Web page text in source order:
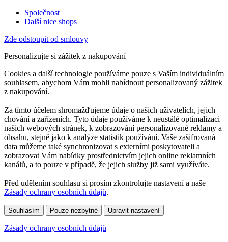
Společnost
Další nice shops
Zde odstoupit od smlouvy
Personalizujte si zážitek z nakupování
Cookies a další technologie používáme pouze s Vaším individuálním
souhlasem, abychom Vám mohli nabídnout personalizovaný zážitek
z nakupování.
Za tímto účelem shromažďujeme údaje o našich uživatelích, jejich
chování a zařízeních. Tyto údaje používáme k neustálé optimalizaci
našich webových stránek, k zobrazování personalizované reklamy a
obsahu, stejně jako k analýze statistik používání. Vaše zašifrovaná
data můžeme také synchronizovat s externími poskytovateli a
zobrazovat Vám nabídky prostřednictvím jejich online reklamních
kanálů, a to pouze v případě, že jejich služby již sami využíváte.
Před udělením souhlasu si prosím zkontrolujte nastavení a naše
Zásady ochrany osobních údajů.
Souhlasím Pouze nezbytné Upravit nastavení
Zásady ochrany osobních údajů